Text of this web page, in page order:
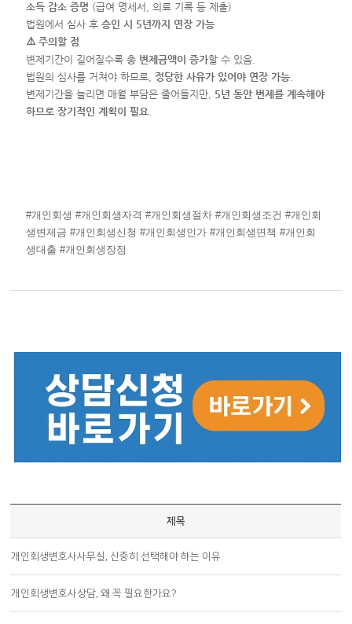
소득 감소 증명 (급여 명세서, 의료 기록 등 제출)
법원에서 심사 후승인 시 5년까지 연장 가능
⚠️ 주의할 점
변제기간이 길어질수록총 변제금액이 증가할 수 있음.
법원의 심사를 거쳐야 하므로, 정당한 사유가 있어야 연장 가능
변제기간을 늘리면 매월 부담은 줄어들지만, 5년 동안 변제를 계속해야
하므로 장기적인 계획이 필요
#개인회생 #개인회생자격 #개인회생절차 #개인회생조건 #개인회
생변제금 #개인회생신청 #개인회생인가 #개인회생면책 #개인회
생대출 #개인회생장점
제목
개인회생변호사사무실, 신중히 선택해야 하는 이유
개인회생변호사상담, 왜 꼭 필요한가요?